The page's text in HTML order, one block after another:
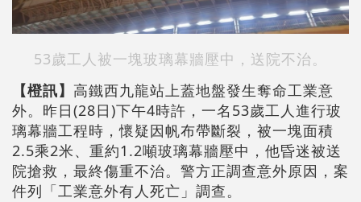
53歲工人被一塊玻璃幕牆壓中，送院不治。
【橙訊】 高鐵西九龍站上蓋地盤發生奪命工業意
外。昨日(28日)下午4時許，一名53歲工人進行玻
璃幕牆工程時，懷疑因帆布帶斷裂，被一塊面積
2.5乘2米、重約1.2噸玻璃幕牆壓中，他昏迷被送
院搶救，最終傷重不治。警方正調查意外原因，案
件列「工業意外有人死亡」調查。